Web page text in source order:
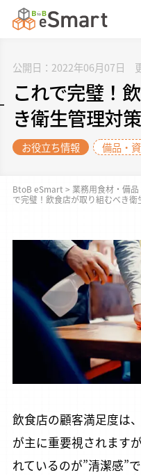
公開日：2022年06月07日
これで完璧！
き衛生管理対
お役立ち情報 備品・
BtoB eSmart > 業務用食材・備
で完璧！飲食店が取り組むべき衛
飲食店の顧客満足度は
が主に重要視されます
れているのが”清潔感”で